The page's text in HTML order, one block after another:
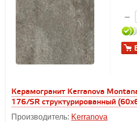
Керамогранит Kerranova
176/SR структурированный
Производитель: Kerranova